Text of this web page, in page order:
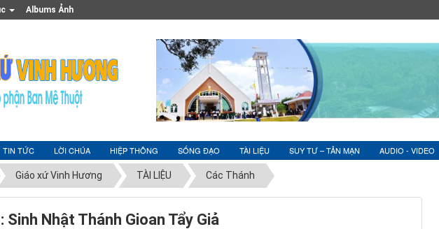
Albums Ảnh
TIN TỨC LỜI CHÚA HIỆP THÔNG SỐNG ĐẠO TÀI LIỆU SUY TƯ – TẢN MẠN AUDIO - VIDEO
Giáo xứ Vinh Hương TÀI LIỆU Các Thánh
Sinh Nhật Thánh Gioan Tẩy Giả